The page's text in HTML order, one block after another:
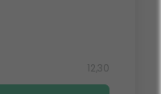
12,30